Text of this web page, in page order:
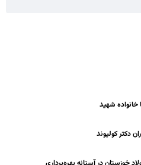
خانواده شهید
دکتر کولیوند